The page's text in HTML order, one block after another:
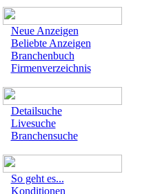
Neue Anzeigen
Beliebte Anzeigen
Branchenbuch
Firmenverzeichnis
Detailsuche
Livesuche
Branchensuche
So geht es...
Konditionen